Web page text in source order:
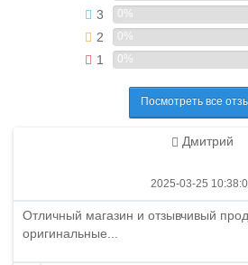
3 0%
2 0%
1 0%
Посмотреть все
Дмитрий
2025-03-25
Отличный магазин и отзывчивый
оригинальные...